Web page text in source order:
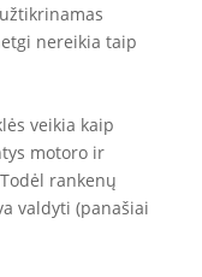
nereikia taip
veikia kaip
motoro ir
rankenų
valdyti (panašiai